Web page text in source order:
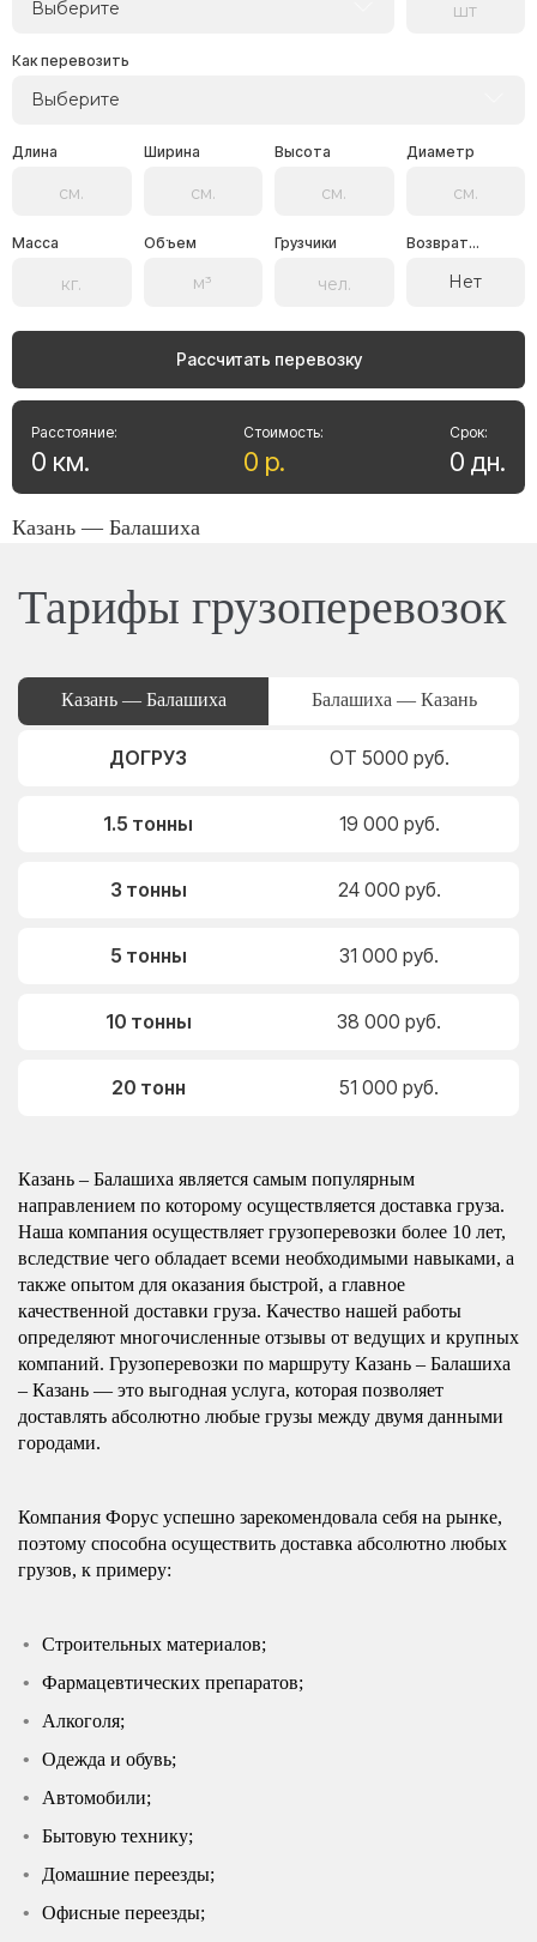
Выберите
Как перевозить
Выберите
Длина Ширина Высота Диаметр
Масса Объем Грузчики Возврат...
Нет
Рассчитать перевозку
Стоимость:
0 р.
Расстояние:
0 км.
Срок:
0 дн.
Казань — Балашиха
Тарифы грузоперевозок
Казань — Балашиха Балашиха — Казань
ДОГРУЗ ОТ 5000 руб.
1.5 тонны 19 000 руб.
3 тонны 24 000 руб.
5 тонны 31 000 руб.
10 тонны 38 000 руб.
20 тонн 51 000 руб.
Казань – Балашиха является самым популярным
направлением по которому осуществляется доставка груза.
Наша компания осуществляет грузоперевозки более 10 лет,
вследствие чего обладает всеми необходимыми навыками, а
также опытом для оказания быстрой, а главное
качественной доставки груза. Качество нашей работы
определяют многочисленные отзывы от ведущих и крупных
компаний. Грузоперевозки по маршруту Казань – Балашиха
– Казань — это выгодная услуга, которая позволяет
доставлять абсолютно любые грузы между двумя данными
городами.
Компания Форус успешно зарекомендовала себя на рынке,
поэтому способна осуществить доставка абсолютно любых
грузов, к примеру:
Строительных материалов;
Фармацевтических препаратов;
Алкоголя;
Одежда и обувь;
Автомобили;
Бытовую технику;
Домашние переезды;
Офисные переезды;